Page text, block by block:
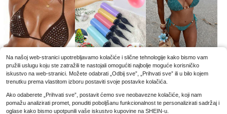
8.49€8.99€ -5% 2.95€ 2.97€ 11.84€
Na našoj web-stranici upotrebljavamo kolačiće i slične tehnologije kako bismo vam
pružili uslugu koju ste zatražili te nastojali omogućiti najbolje moguće korisničko
iskustvo na web-stranici. Možete odabrati „Odbij sve”, „Prihvati sve” ili u bilo kojem
trenutku prema vlastitom izboru postaviti svoje postavke kolačića.
Ako odaberete „Prihvati sve”, postavit ćemo sve neobavezne kolačiće, koji nam
pomažu analizirati promet, ponuditi poboljšanu funkcionalnost te personalizirati sadržaj i
oglase kako bismo upotpunili vaše iskustvo kupovine na SHEIN-u.